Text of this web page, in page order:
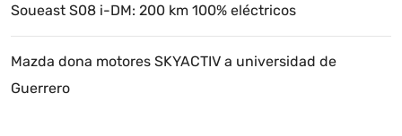
Soueast S08 i-DM: 200 km 100% eléctricos
Mazda dona motores SKYACTIV a universidad de
Guerrero